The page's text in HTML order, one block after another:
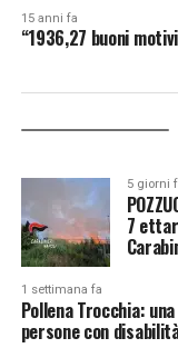
15 anni fa
“1936,27 buoni
5 giorni
7
1 settimana fa
Pollena Trocchia:
persone con